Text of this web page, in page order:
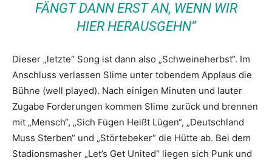
FÄNGT DANN ERST AN, WENN WIR
HIER HERAUSGEHN“
Dieser „letzte“ Song ist dann also „Schweineherbst“. Im
Anschluss verlassen Slime unter tobendem Applaus die
Bühne (well played). Nach einigen Minuten und lauter
Zugabe Forderungen kommen Slime zurück und brennen
mit „Mensch“, „Sich Fügen Heißt Lügen“, „Deutschland
Muss Sterben“ und „Störtebeker“ die Hütte ab. Bei dem
Stadionsmasher „Let’s Get United“ liegen sich Punk und